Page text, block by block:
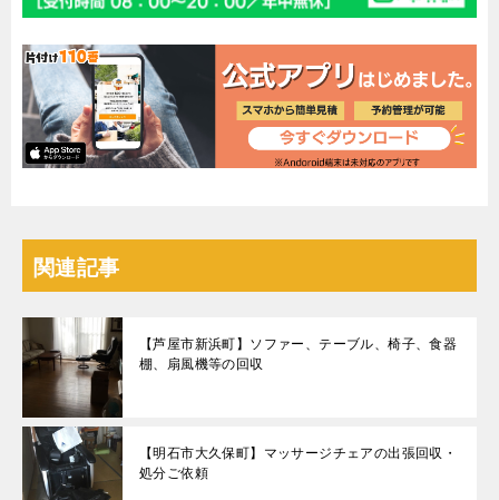
関連記事
【芦屋市新浜町】ソファー、テーブル、椅子、食器
棚、扇風機等の回収
【明石市大久保町】マッサージチェアの出張回収・
処分ご依頼